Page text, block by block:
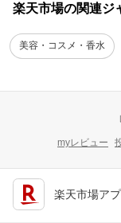
楽天市場の関連ジ
美容・コスメ・香水
myレビュー
楽天市場ア